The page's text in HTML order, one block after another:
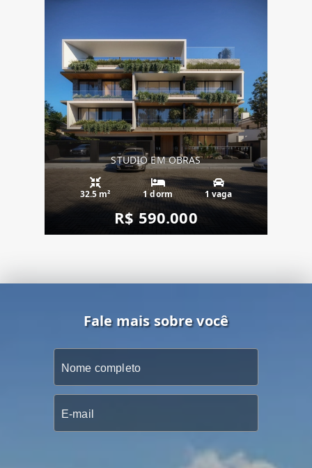
STUDIO EM OBRAS
32.5 m² 1 dorm 1 vaga
R$ 590.000
Fale mais sobre você